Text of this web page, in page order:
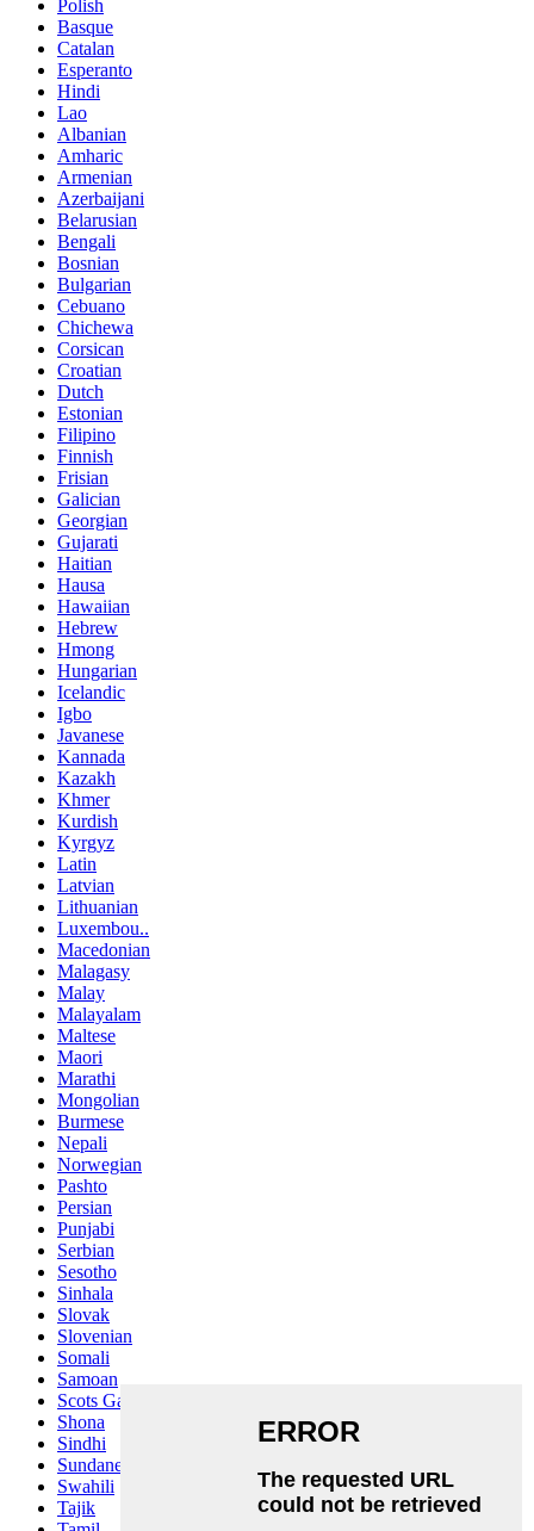
Polish
Basque
Catalan
Esperanto
Hindi
Lao
Albanian
Amharic
Armenian
Azerbaijani
Belarusian
Bengali
Bosnian
Bulgarian
Cebuano
Chichewa
Corsican
Croatian
Dutch
Estonian
Filipino
Finnish
Frisian
Galician
Georgian
Gujarati
Haitian
Hausa
Hawaiian
Hebrew
Hmong
Hungarian
Icelandic
Igbo
Javanese
Kannada
Kazakh
Khmer
Kurdish
Kyrgyz
Latin
Latvian
Lithuanian
Luxembou..
Macedonian
Malagasy
Malay
Malayalam
Maltese
Maori
Marathi
Mongolian
Burmese
Nepali
Norwegian
Pashto
Persian
Punjabi
Serbian
Sesotho
Sinhala
Slovak
Slovenian
Somali
Samoan
Scots Gaelic
Shona
Sindhi
Sundanese
Swahili
Tajik